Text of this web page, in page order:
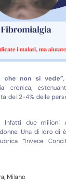
che non si
cronica,
del 2-4% delle
Infatti due milioni
Una di loro di
“Invece
Milano